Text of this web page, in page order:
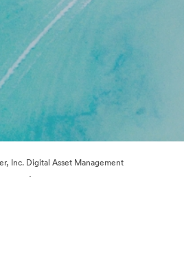
Inc. Digital Asset Management
·